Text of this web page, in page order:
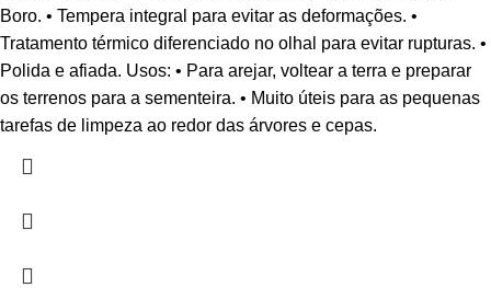
Boro. • Tempera integral para evitar as deformações. •
Tratamento térmico diferenciado no olhal para evitar rupturas. •
Polida e afiada. Usos: • Para arejar, voltear a terra e preparar
os terrenos para a sementeira. • Muito úteis para as pequenas
tarefas de limpeza ao redor das árvores e cepas.